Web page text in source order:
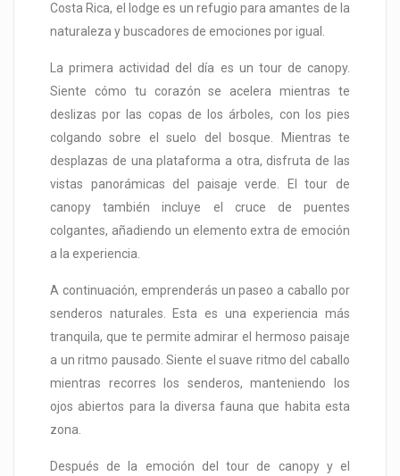
Costa Rica, el lodge es un refugio para amantes de la
naturaleza y buscadores de emociones por igual.
La primera actividad del día es un tour de canopy.
Siente cómo tu corazón se acelera mientras te
deslizas por las copas de los árboles, con los pies
colgando sobre el suelo del bosque. Mientras te
desplazas de una plataforma a otra, disfruta de las
vistas panorámicas del paisaje verde. El tour de
canopy también incluye el cruce de puentes
colgantes, añadiendo un elemento extra de emoción
a la experiencia.
A continuación, emprenderás un paseo a caballo por
senderos naturales. Esta es una experiencia más
tranquila, que te permite admirar el hermoso paisaje
a un ritmo pausado. Siente el suave ritmo del caballo
mientras recorres los senderos, manteniendo los
ojos abiertos para la diversa fauna que habita esta
zona.
Después de la emoción del tour de canopy y el